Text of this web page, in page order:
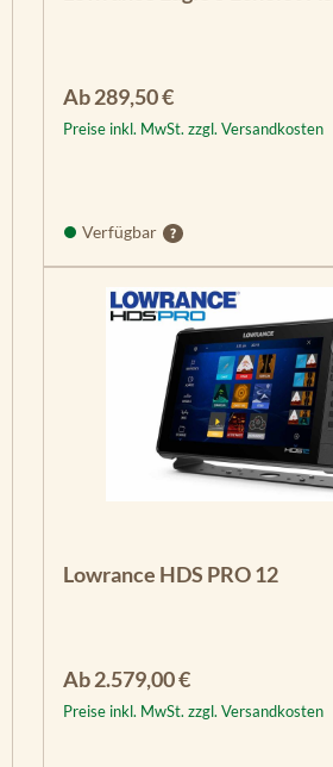
Regulärer Preis:
Ab289,50 €
Preise inkl. MwSt. zzgl. Versandkosten
Verfügbar
Lowrance HDS PRO 12
Regulärer Preis:
Ab2.579,00 €
Preise inkl. MwSt. zzgl. Versandkosten